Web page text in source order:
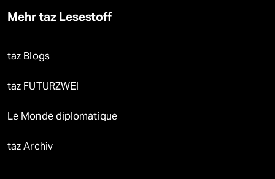
Mehr taz Lesestoff
taz Blogs
taz FUTURZWEI
Le Monde diplomatique
taz Archiv